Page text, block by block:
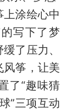
涂绘心中
写下了梦
了压力、
风筝，让美
了“趣味猜
”三项互动